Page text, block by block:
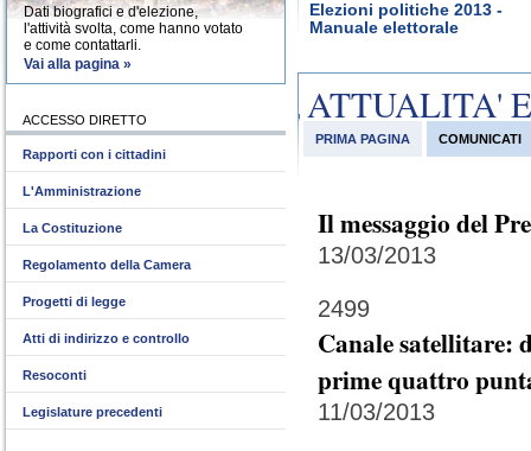
Elezioni politiche 2013 -
Manuale elettorale
ATTUALITA'
PRIMA PAGINA COMUNICATI
Il messaggio del
13/03/2013
2499
Canale satellitare:
prime quattro
11/03/2013
Dati biografici e d'elezione,
l'attività svolta, come hanno votato
e come contattarli.
Vai alla pagina »
ACCESSO DIRETTO
Rapporti con i cittadini
L'Amministrazione
La Costituzione
Regolamento della Camera
Progetti di legge
Atti di indirizzo e controllo
Resoconti
Legislature precedenti